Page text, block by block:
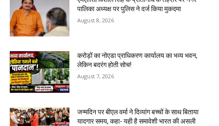
पालिका अध्यक्ष पर पुलिस ने दर्ज किया मुकदमा
August 8, 2026
करोड़ों का नोएडा प्राधिकरण कार्यालय का भव्य भवन,
लेकिन बदरंग होती सोच!
August 7, 2026
जन्मदिन पर बीएल वर्मा ने दिव्यांग बच्चों के साथ बिताया
यादगार समय, कहा- यही है समावेशी भारत की असली